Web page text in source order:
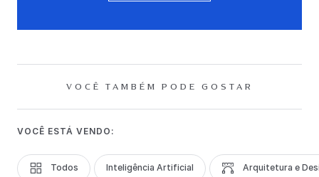
VOCÊ TAMBÉM PODE GOSTAR
VOCÊ ESTÁ VENDO:
Todos Inteligência Artificial Arquitetura e